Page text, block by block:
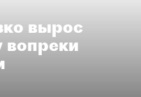
вырос
вопреки